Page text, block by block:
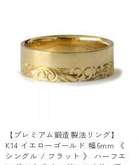
【プレミアム鍛造製法リング】
K14 イエローゴールド 幅6mm 《
シングル / フラット 》 ハーフエ